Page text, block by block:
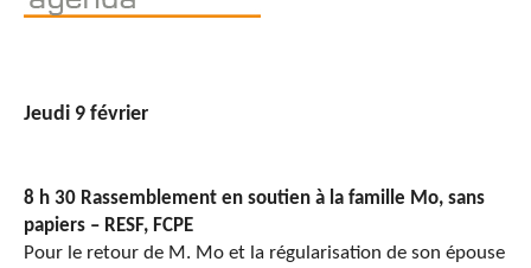
Jeudi 9 février
8 h 30 Rassemblement en soutien à la famille Mo, sans
papiers – RESF, FCPE
Pour le retour de M. Mo et la régularisation de son épouse